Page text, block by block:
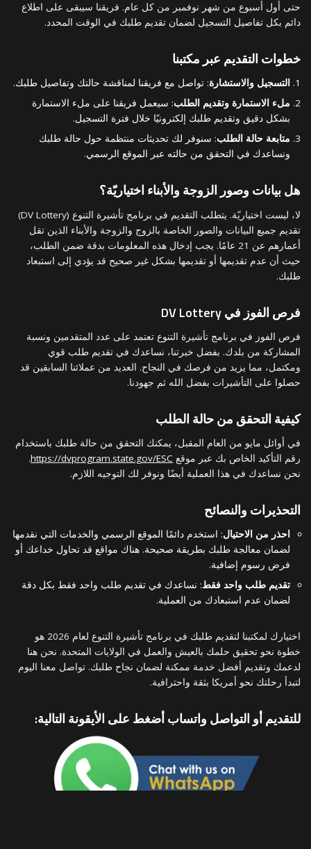
حتى أول أسبوع من شهر نوفمبر من كل عام. فريقنا سيبقى على اطلاع
دائم بكل تفاصيل التسجيل لضمان تقديم طلبك في الوقت المحدد.
خطوات التقديم عبر مكتبنا
التسجيل والاستشارة: تواصل مع فريقنا لمناقشة حالتك وتفاصيل طلبك.
ملء الاستمارة وتقديم الطلب: سيعمل فريقنا على ملء الاستمارة
بشكل دقيق وتقديم طلبك إلكترونيًا خلال فترة التسجيل.
متابعة حالة الطلب: سنوفر لك تحديثات منتظمة حول حالة طلبك
ونساعدك في التحقق من حالته عبر الموقع الرسمي.
هل بيانات وصور الزوجة والأبناء اختياريّة؟
لا، ليست اختياريّة. يتطلب التقديم في برنامج تأشيرة التنوع (DV Lottery)
تقديم جميع البيانات والصور الخاصة بالزوج والزوجة والأبناء الذين تقل
أعمارهم عن 21 عامًا. يجب إدخال هذه المعلومات بدقة ضمن الطلب،
حيث أن عدم تقديمها أو تقديمها بشكل غير صحيح قد يؤدي إلى استبعاد
طلبك.
فرص الفوز في DV Lottery
فرص الفوز في برنامج تأشيرة التنوع تعتمد على عدد المتقدمين ونسبة
المشاركة من بلدك. بفضل خبرتنا، نساعدك في تقديم طلب قوي
ومكتمل، مما يزيد من فرصك في النجاح. العديد من عملائنا السابقين قد
حصلوا على التأشيرات بفضل الله ثم جهودنا.
كيفية التحقق من حالة الطلب
في أوائل مايو من العام المقبل، يمكنك التحقق من حالة طلبك باستخدام
رقم التأكيد الخاص بك عبر موقع https://dvprogram.state.gov/ESC
.
نحن نساعدك في هذا العملية أيضًا ونوفر لك التوجيه اللازم.
التحذيرات والنصائح
احذر من الاحتيال: استخدم دائمًا الموقع الرسمي والخدمات التي نقدمها
لضمان معالجة طلبك بطريقة صحيحة. هناك مواقع قد تحاول خداعك أو
فرض رسوم إضافية.
تقديم طلب واحد فقط: نساعدك في تقديم طلب واحد فقط بكل دقة
لضمان عدم استبعادك من العملية.
اختيارك لمكتبنا لتقديم طلبك في برنامج تأشيرة التنوع لعام 2026 هو
خطوة نحو تحقيق حلمك بالعيش والعمل في الولايات المتحدة. نحن هنا
لدعمك وتقديم أفضل خدمة ممكنة لضمان نجاح طلبك. تواصل معنا اليوم
لتبدأ رحلتك نحو أمريكا بثقة واحترافية.
للتقديم أو التواصل واتساب أضغط على الأيقونة التالية: